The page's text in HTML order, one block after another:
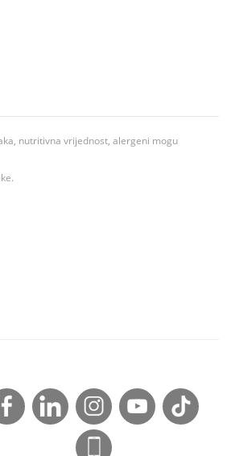
nutritivna vrijednost, alergeni mogu